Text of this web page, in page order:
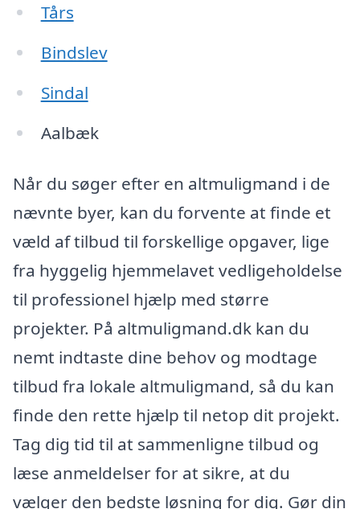
Tårs
Bindslev
Sindal
Aalbæk
Når du søger efter en altmuligmand i de
nævnte byer, kan du forvente at finde et
væld af tilbud til forskellige opgaver, lige
fra hyggelig hjemmelavet vedligeholdelse
til professionel hjælp med større
projekter. På altmuligmand.dk kan du
nemt indtaste dine behov og modtage
tilbud fra lokale altmuligmand, så du kan
finde den rette hjælp til netop dit projekt.
Tag dig tid til at sammenligne tilbud og
læse anmeldelser for at sikre, at du
vælger den bedste løsning for dig. Gør din